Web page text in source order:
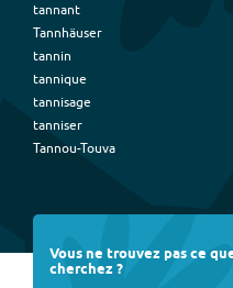
tannant
Tannhäuser
tannin
tannique
tannisage
tanniser
Tannou-Touva
Vous ne trouvez pas ce
cherchez ?